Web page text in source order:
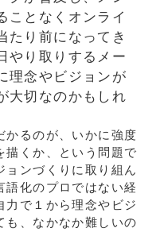
ことなくオンライ
たり前になってき
やり取りするメー
理念やビジョンが
大切なのかもしれ
かるのが、いかに強度
描くか、という問題で
ョンづくりに取り組ん
語化のプロではない経
力で１から理念やビジ
も、なかなか難しいの